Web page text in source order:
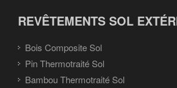
REVÊTEMENTS SOL
Bois Composite Sol
Pin Thermotraité Sol
Bambou Thermotraité Sol